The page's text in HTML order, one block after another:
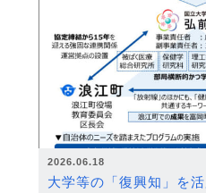
2026.06.18
大学等の「復興知」を